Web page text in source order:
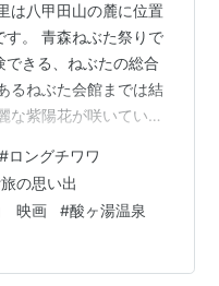
は八甲田山の麓に位置
す。 青森ねぶた祭りで
きる、ねぶたの総合
るねぶた会館までは結
な紫陽花が咲いてい
に進むと、大型物産
写真ではあまり迫力
ぶた一台一台に明か
！！ 臨場感もあっ
して興奮が伝わってく
#ロングチワワ
旅の思い出
映画 #酸ヶ湯温泉